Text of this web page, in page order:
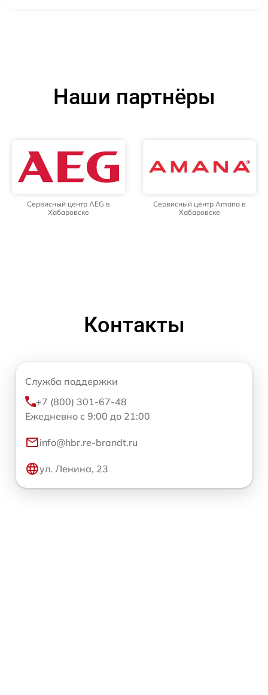
Наши партнёры
Сервисный центр AEG в
Хабаровске
Сервисный центр Amana в
Хабаровске
Контакты
Служба поддержки
+7 (800) 301-67-48
Ежедневно с 9:00 до 21:00
info@hbr.re-brandt.ru
ул. Ленина, 23